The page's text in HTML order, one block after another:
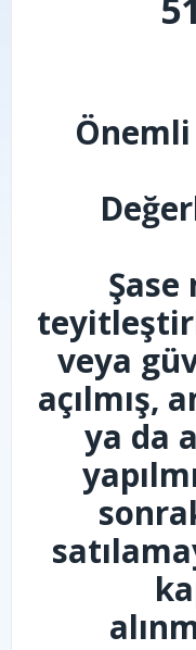
Şase
veya
açılmış,
ya da